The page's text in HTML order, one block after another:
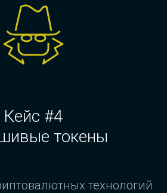
Кейс #4
токены
технологий